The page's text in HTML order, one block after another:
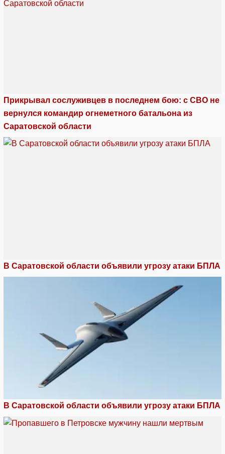
Прикрывал сослуживцев в последнем бою: с СВО не
вернулся командир огнеметного батальона из
Саратовской области
В Саратовской области объявили угрозу атаки БПЛА
В Саратовской области объявили угрозу атаки БПЛА